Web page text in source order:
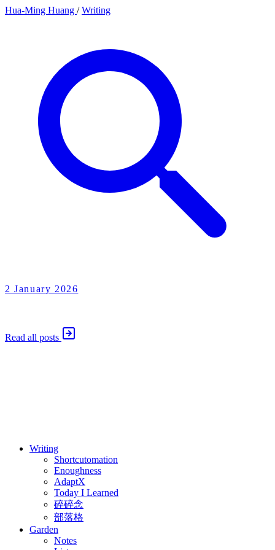
Hua-Ming Huang / Writing
2 January 2026
Read all posts
Writing
Shortcutomation
Enoughness
AdaptX
Today I Learned
碎碎念
部落格
Garden
Notes